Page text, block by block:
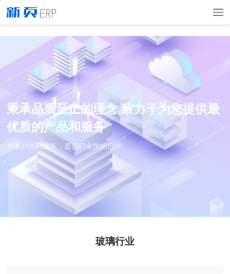
秉承品质至上的理念,致力于为您提供最
优质的产品和服务
与客户共同成长，是我们永恒的追求
玻璃行业